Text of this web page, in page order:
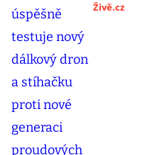
Živě.cz